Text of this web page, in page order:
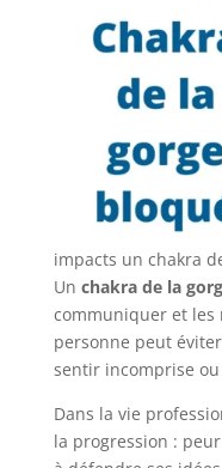
impacts un chakra
Un chakra de la
communiquer et les
personne peut
sentir incomprise
Dans la vie
la progression :